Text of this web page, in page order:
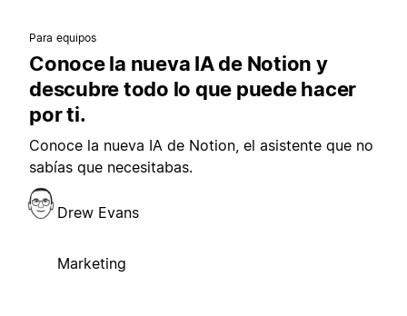
Para equipos
Conoce la nueva IA de Notion y
descubre todo lo que puede hacer
por ti.
Conoce la nueva IA de Notion, el asistente que no
sabías que necesitabas.
Drew Evans
Marketing